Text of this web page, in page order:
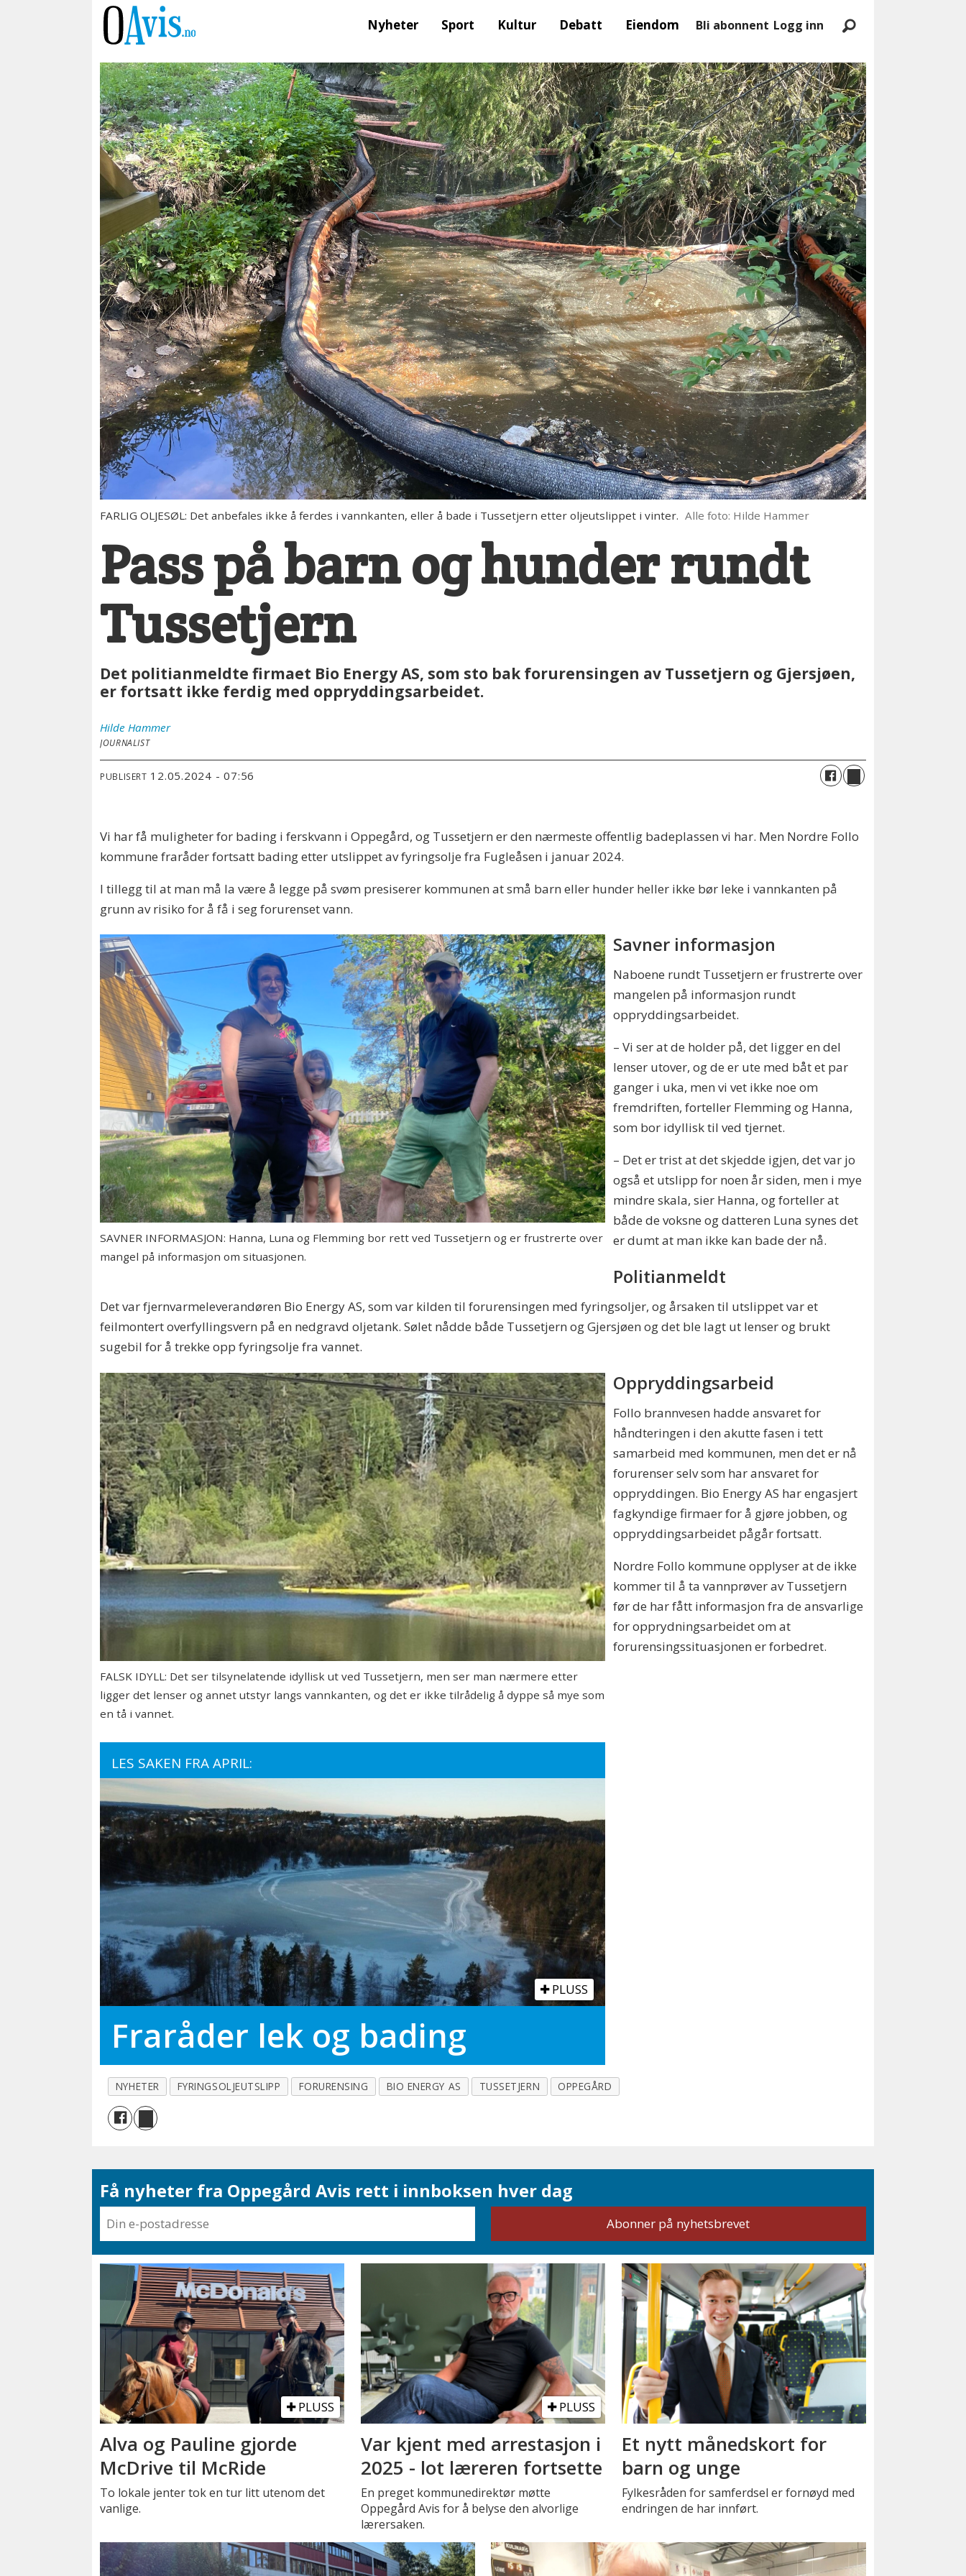
Nyheter Sport Kultur Debatt Eiendom Bli abonnent Logg inn
FARLIG OLJESØL: Det anbefales ikke å ferdes i vannkanten, eller å bade i Tussetjern etter oljeutslippet i vinter. Alle foto: Hilde Hammer
Pass på barn og hunder rundt
Tussetjern
Det politianmeldte firmaet Bio Energy AS, som sto bak forurensingen av Tussetjern og Gjersjøen,
er fortsatt ikke ferdig med oppryddingsarbeidet.
Hilde Hammer
JOURNALIST
PUBLISERT 12.05.2024 - 07:56
Vi har få muligheter for bading i ferskvann i Oppegård, og Tussetjern er den nærmeste offentlig badeplassen vi har. Men Nordre Follo
kommune fraråder fortsatt bading etter utslippet av fyringsolje fra Fugleåsen i januar 2024.
I tillegg til at man må la være å legge på svøm presiserer kommunen at små barn eller hunder heller ikke bør leke i vannkanten på
grunn av risiko for å få i seg forurenset vann.
SAVNER INFORMASJON: Hanna, Luna og Flemming bor rett ved Tussetjern og er frustrerte over
mangel på informasjon om situasjonen.
Savner informasjon
Naboene rundt Tussetjern er frustrerte over
mangelen på informasjon rundt
oppryddingsarbeidet.
– Vi ser at de holder på, det ligger en del
lenser utover, og de er ute med båt et par
ganger i uka, men vi vet ikke noe om
fremdriften, forteller Flemming og Hanna,
som bor idyllisk til ved tjernet.
– Det er trist at det skjedde igjen, det var jo
også et utslipp for noen år siden, men i mye
mindre skala, sier Hanna, og forteller at
både de voksne og datteren Luna synes det
er dumt at man ikke kan bade der nå.
Politianmeldt
Det var fjernvarmeleverandøren Bio Energy AS, som var kilden til forurensingen med fyringsoljer, og årsaken til utslippet var et
feilmontert overfyllingsvern på en nedgravd oljetank. Sølet nådde både Tussetjern og Gjersjøen og det ble lagt ut lenser og brukt
sugebil for å trekke opp fyringsolje fra vannet.
FALSK IDYLL: Det ser tilsynelatende idyllisk ut ved Tussetjern, men ser man nærmere etter
ligger det lenser og annet utstyr langs vannkanten, og det er ikke tilrådelig å dyppe så mye som
en tå i vannet.
Oppryddingsarbeid
Follo brannvesen hadde ansvaret for
håndteringen i den akutte fasen i tett
samarbeid med kommunen, men det er nå
forurenser selv som har ansvaret for
oppryddingen. Bio Energy AS har engasjert
fagkyndige firmaer for å gjøre jobben, og
oppryddingsarbeidet pågår fortsatt.
Nordre Follo kommune opplyser at de ikke
kommer til å ta vannprøver av Tussetjern
før de har fått informasjon fra de ansvarlige
for opprydningsarbeidet om at
forurensingssituasjonen er forbedret.
LES SAKEN FRA APRIL:
PLUSS
Fraråder lek og bading
NYHETER FYRINGSOLJEUTSLIPP FORURENSING BIO ENERGY AS TUSSETJERN OPPEGÅRD
Få nyheter fra Oppegård Avis rett i innboksen hver dag
PLUSS
Alva og Pauline gjorde
McDrive til McRide
To lokale jenter tok en tur litt utenom det
vanlige.
PLUSS
Var kjent med arrestasjon i
2025 - lot læreren fortsette
En preget kommunedirektør møtte
Oppegård Avis for å belyse den alvorlige
lærersaken.
Et nytt månedskort for
barn og unge
Fylkesråden for samferdsel er fornøyd med
endringen de har innført.